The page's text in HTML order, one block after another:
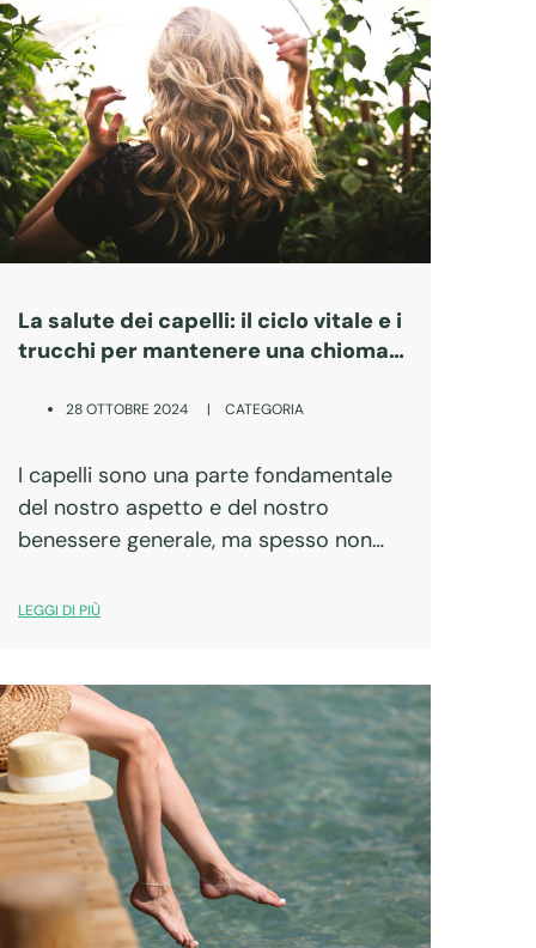
La salute dei capelli: il ciclo vitale e i
trucchi per mantenere una chioma
28 OTTOBRE 2024 | CATEGORIA
I capelli sono una parte fondamentale
del nostro aspetto e del nostro
benessere generale, ma spesso non
seguono un ciclo di vita naturale, che
LEGGI DI PIÙ